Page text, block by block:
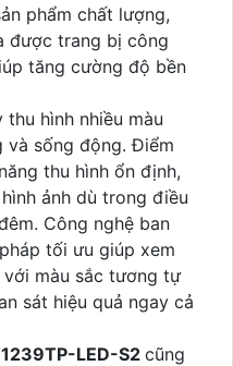
phẩm chất lượng,
được trang bị công
tăng cường độ bền
thu hình nhiều màu
và sống động. Điểm
thu hình ổn định,
ảnh dù trong điều
Công nghệ ban
tối ưu giúp xem
với màu sắc tương tự
sát hiệu quả ngay cả
LED-S2 cũng